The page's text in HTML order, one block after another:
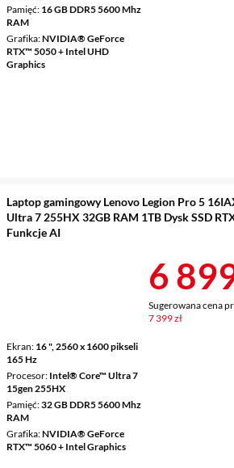
Pamięć 16 GB DDR5 5600 Mhz
RAM
Grafika NVIDIA® GeForce
RTX™ 5050 + Intel UHD
Graphics
Laptop gamingowy Lenovo Legion Pro 5
Ultra 7 255HX 32GB RAM 1TB Dysk SSD
Funkcje AI
Ekran 16 ", 2560 x 1600 pikseli
165 Hz
Procesor Intel® Core™ Ultra 7
15gen 255HX
Pamięć 32 GB DDR5 5600 Mhz
RAM
Grafika NVIDIA® GeForce
RTX™ 5060 + Intel Graphics
6
Sugerowana cena
7 399 zł